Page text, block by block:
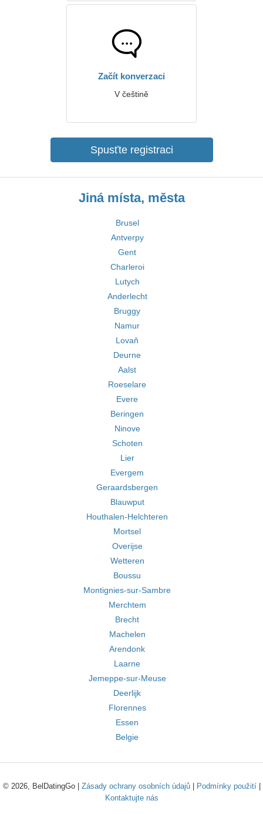
Začít konverzaci
V češtině
Spusťte registraci
Jiná místa, města
Brusel
Antverpy
Gent
Charleroi
Lutych
Anderlecht
Bruggy
Namur
Lovaň
Deurne
Aalst
Roeselare
Evere
Beringen
Ninove
Schoten
Lier
Evergem
Geraardsbergen
Blauwput
Houthalen-Helchteren
Mortsel
Overijse
Wetteren
Boussu
Montignies-sur-Sambre
Merchtem
Brecht
Machelen
Arendonk
Laarne
Jemeppe-sur-Meuse
Deerlijk
Florennes
Essen
Belgie
© 2026, BelDatingGo | Zásady ochrany osobních údajů| Podmínky použití|
Kontaktujte nás